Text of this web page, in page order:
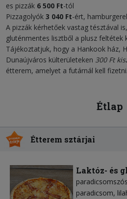
es pizzák 6 500 Ft-tól
Pizzagolyók 3 040 Ft-ért,
A pizzák kérhetőek vastag tésztával
gluténmentes lisztből a plusz feltétek
Tájékoztatjuk, hogy a Hankook ház,
Dunaújváros külterületeken 300 Ft
étterem, amelyet a futárnál kell
Étlap
Étterem sztárjai
Laktóz- és
paradicsom